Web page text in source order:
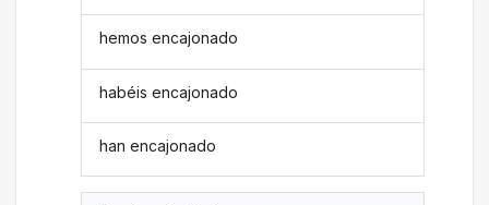
hemos encajonado
habéis encajonado
han encajonado